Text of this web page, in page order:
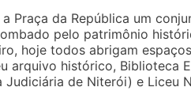
Praça da República um
pelo patrimônio
hoje todos abrigam
arquivo histórico, Biblioteca
de Niterói) e Liceu